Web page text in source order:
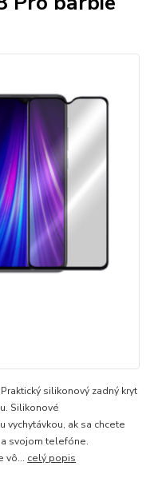
silikonový zadný kryt
Silikonové
vychytávkou, ak sa chcete
svojom telefóne.
vô... celý popis